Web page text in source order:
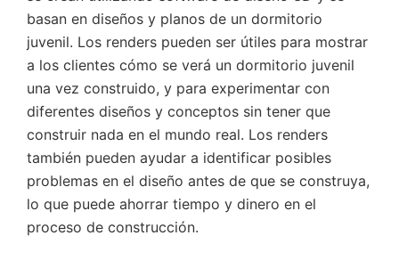
basan en diseños y planos de un dormitorio
juvenil. Los renders pueden ser útiles para mostrar
a los clientes cómo se verá un dormitorio juvenil
una vez construido, y para experimentar con
diferentes diseños y conceptos sin tener que
construir nada en el mundo real. Los renders
también pueden ayudar a identificar posibles
problemas en el diseño antes de que se construya,
lo que puede ahorrar tiempo y dinero en el
proceso de construcción.